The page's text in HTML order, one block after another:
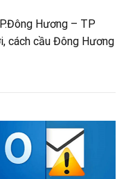
Hương – TP
cách cầu Đông Hương